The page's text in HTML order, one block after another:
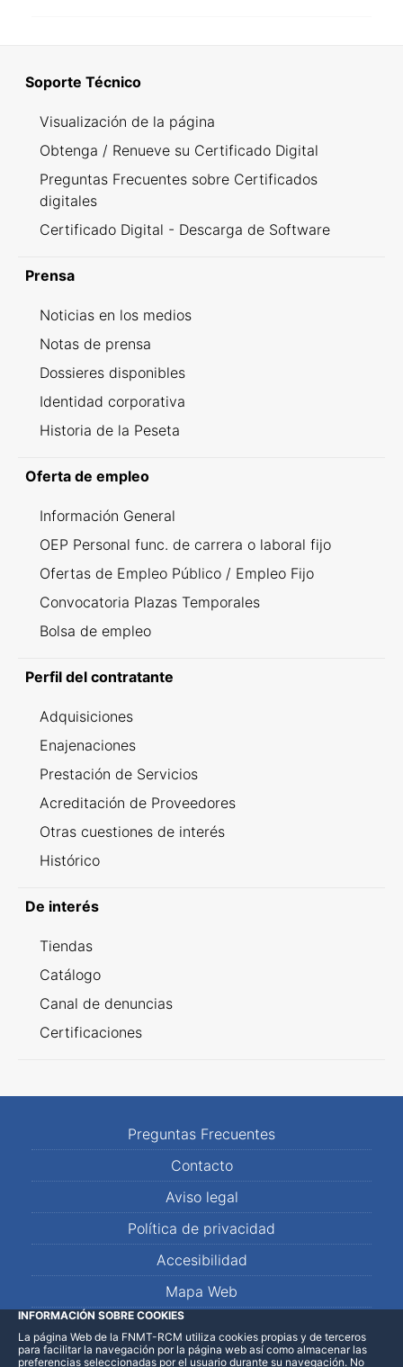
Soporte Técnico
Visualización de la página
Obtenga / Renueve su Certificado Digital
Preguntas Frecuentes sobre Certificados
digitales
Certificado Digital - Descarga de Software
Prensa
Noticias en los medios
Notas de prensa
Dossieres disponibles
Identidad corporativa
Historia de la Peseta
Oferta de empleo
Información General
OEP Personal func. de carrera o laboral fijo
Ofertas de Empleo Público / Empleo Fijo
Convocatoria Plazas Temporales
Bolsa de empleo
Perfil del contratante
Adquisiciones
Enajenaciones
Prestación de Servicios
Acreditación de Proveedores
Otras cuestiones de interés
Histórico
De interés
Tiendas
Catálogo
Canal de denuncias
Certificaciones
Preguntas Frecuentes
Contacto
Aviso legal
Política de privacidad
Accesibilidad
Mapa Web
LinkedInFacebookWhatsApp
INFORMACIÓN SOBRE COOKIES
La página Web de la FNMT-RCM utiliza cookies propias y de terceros
para facilitar la navegación por la página web así como almacenar las
preferencias seleccionadas por el usuario durante su navegación. No